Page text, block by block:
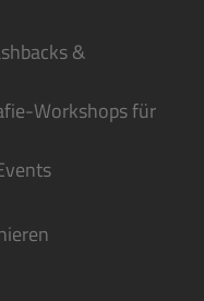
&
Workshops für